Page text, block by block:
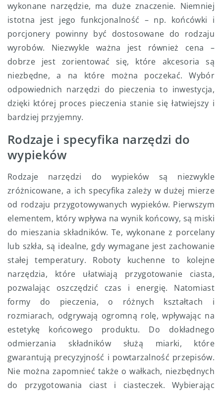
wykonane narzędzie, ma duże znaczenie. Niemniej
istotna jest jego funkcjonalność – np. końcówki i
porcjonery powinny być dostosowane do rodzaju
wyrobów. Niezwykle ważna jest również cena –
dobrze jest zorientować się, które akcesoria są
niezbędne, a na które można poczekać. Wybór
odpowiednich narzędzi do pieczenia to inwestycja,
dzięki której proces pieczenia stanie się łatwiejszy i
bardziej przyjemny.
Rodzaje i specyfika narzędzi do
wypieków
Rodzaje narzędzi do wypieków są niezwykle
zróżnicowane, a ich specyfika zależy w dużej mierze
od rodzaju przygotowywanych wypieków. Pierwszym
elementem, który wpływa na wynik końcowy, są miski
do mieszania składników. Te, wykonane z porcelany
lub szkła, są idealne, gdy wymagane jest zachowanie
stałej temperatury. Roboty kuchenne to kolejne
narzędzia, które ułatwiają przygotowanie ciasta,
pozwalając oszczędzić czas i energię. Natomiast
formy do pieczenia, o różnych kształtach i
rozmiarach, odgrywają ogromną rolę, wpływając na
estetykę końcowego produktu. Do dokładnego
odmierzania składników służą miarki, które
gwarantują precyzyjność i powtarzalność przepisów.
Nie można zapomnieć także o wałkach, niezbędnych
do przygotowania ciast i ciasteczek. Wybierając